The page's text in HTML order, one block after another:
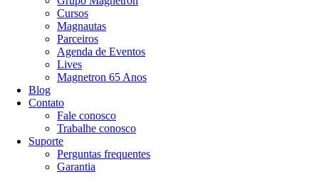
Cursos
Magnautas
Parceiros
Agenda de Eventos
Lives
Magnetron 65 Anos
Blog
Contato
Fale conosco
Trabalhe conosco
Suporte
Perguntas frequentes
Garantia